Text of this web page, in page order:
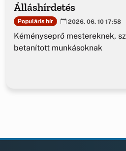
Álláshírdetés
Populáris hír 2026. 06. 10 17:58
Kéményseprő mestereknek,
betanított munkásoknak